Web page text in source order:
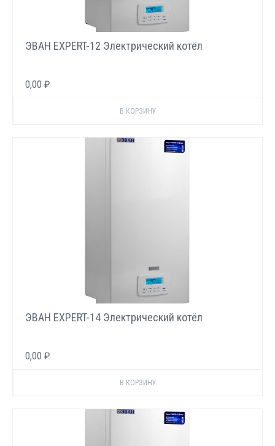
ЭВАН EXPERT-12 Электрический котёл
0,00 ₽
ЭВАН EXPERT-14 Электрический котёл
0,00 ₽